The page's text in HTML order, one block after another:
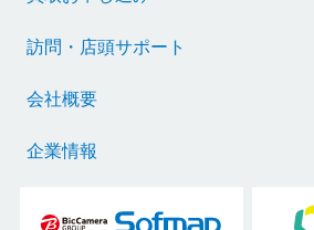
訪問・店頭サポート
会社概要
企業情報